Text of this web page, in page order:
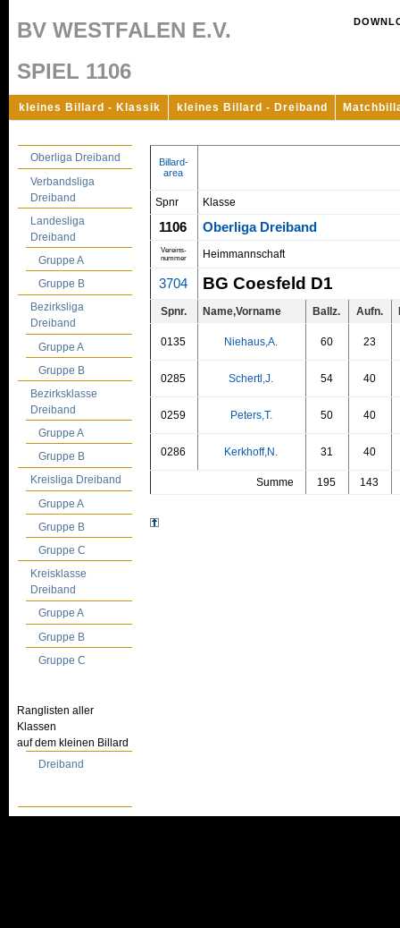
BV WESTFALEN E.V.
SPIEL 1106
kleines Billard - Klassik kleines Billard - Dreiband
Oberliga Dreiband
Verbandsliga
Dreiband
Landesliga
Dreiband
Gruppe A
Gruppe B
Bezirksliga
Dreiband
Gruppe A
Gruppe B
Bezirksklasse
Dreiband
Gruppe A
Gruppe B
Kreisliga Dreiband
Gruppe A
Gruppe B
Gruppe C
Kreisklasse
Dreiband
Gruppe A
Gruppe B
Gruppe C
Ranglisten aller
Klassen
auf dem kleinen Billard
Dreiband
Billard-
area
Spnr Klasse
1106 Oberliga Dreiband
Vereins-
nummer
Heimmannschaft
3704 BG Coesfeld D1
Spnr. Name,Vorname Ballz. Aufn.
0135 Niehaus,A. 60 23
0285 Schertl,J. 54 40
0259 Peters,T. 50 40
0286 Kerkhoff,N. 31 40
Summe 195 143